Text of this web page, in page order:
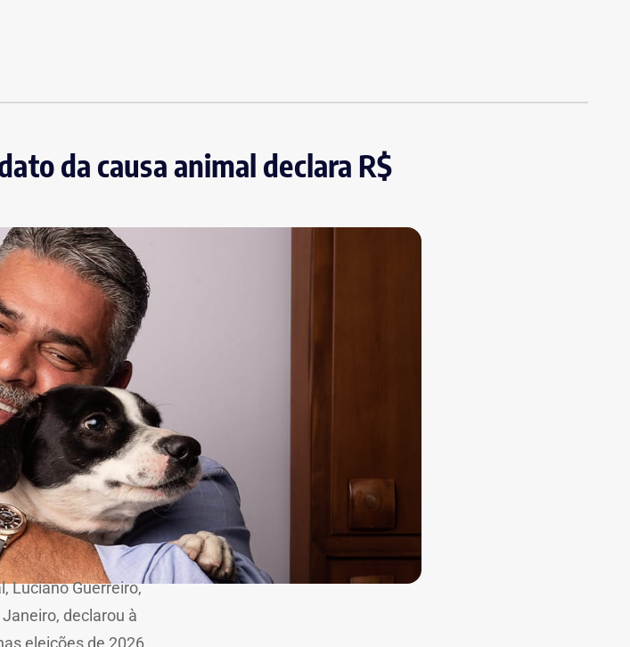
da causa animal declara R$
Luciano Guerreiro,
declarou à